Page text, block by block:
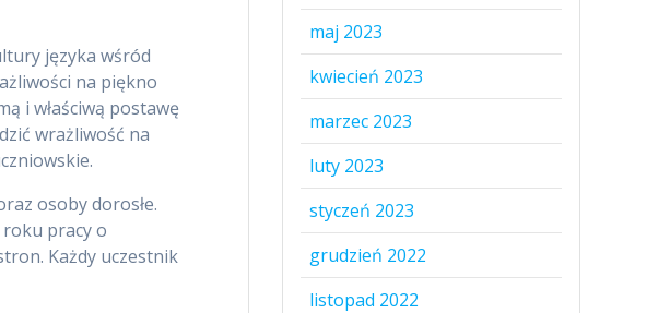
języka wśród
na piękno
i właściwą postawę
wrażliwość na
osoby dorosłe.
pracy o
Każdy uczestnik
maj 2023
kwiecień 2023
marzec 2023
luty 2023
styczeń 2023
grudzień 2022
listopad 2022